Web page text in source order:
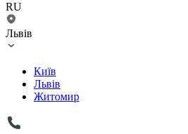
RU
Львів
Київ
Львів
Житомир